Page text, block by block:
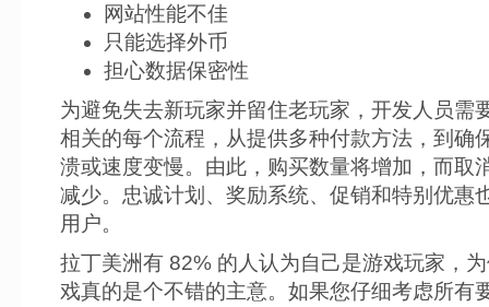
网站性能不佳
只能选择外币
担心数据保密性
为避免失去新玩家并留住老玩家，开发人员需
相关的每个流程，从提供多种付款方法，到确
溃或速度变慢。由此，购买数量将增加，而取
减少。忠诚计划、奖励系统、促销和特别优惠
用户。
拉丁美洲有 82% 的人认为自己是游戏玩家，
戏真的是个不错的主意。如果您仔细考虑所有